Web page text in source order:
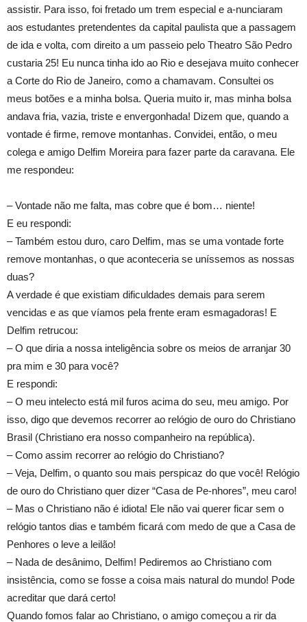
assistir. Para isso, foi fretado um trem especial e a-nunciaram
aos estudantes pretendentes da capital paulista que a passagem
de ida e volta, com direito a um passeio pelo Theatro São Pedro
custaria 25! Eu nunca tinha ido ao Rio e desejava muito conhecer
a Corte do Rio de Janeiro, como a chamavam. Consultei os
meus botões e a minha bolsa. Queria muito ir, mas minha bolsa
andava fria, vazia, triste e envergonhada! Dizem que, quando a
vontade é firme, remove montanhas. Convidei, então, o meu
colega e amigo Delfim Moreira para fazer parte da caravana. Ele
me respondeu:
– Vontade não me falta, mas cobre que é bom… niente!
E eu respondi:
– Também estou duro, caro Delfim, mas se uma vontade forte
remove montanhas, o que aconteceria se uníssemos as nossas
duas?
A verdade é que existiam dificuldades demais para serem
vencidas e as que víamos pela frente eram esmagadoras! E
Delfim retrucou:
– O que diria a nossa inteligência sobre os meios de arranjar 30
pra mim e 30 para você?
E respondi:
– O meu intelecto está mil furos acima do seu, meu amigo. Por
isso, digo que devemos recorrer ao relógio de ouro do Christiano
Brasil (Christiano era nosso companheiro na república).
– Como assim recorrer ao relógio do Christiano?
– Veja, Delfim, o quanto sou mais perspicaz do que você! Relógio
de ouro do Christiano quer dizer “Casa de Pe-nhores”, meu caro!
– Mas o Christiano não é idiota! Ele não vai querer ficar sem o
relógio tantos dias e também ficará com medo de que a Casa de
Penhores o leve a leilão!
– Nada de desânimo, Delfim! Pediremos ao Christiano com
insistência, como se fosse a coisa mais natural do mundo! Pode
acreditar que dará certo!
Quando fomos falar ao Christiano, o amigo começou a rir da